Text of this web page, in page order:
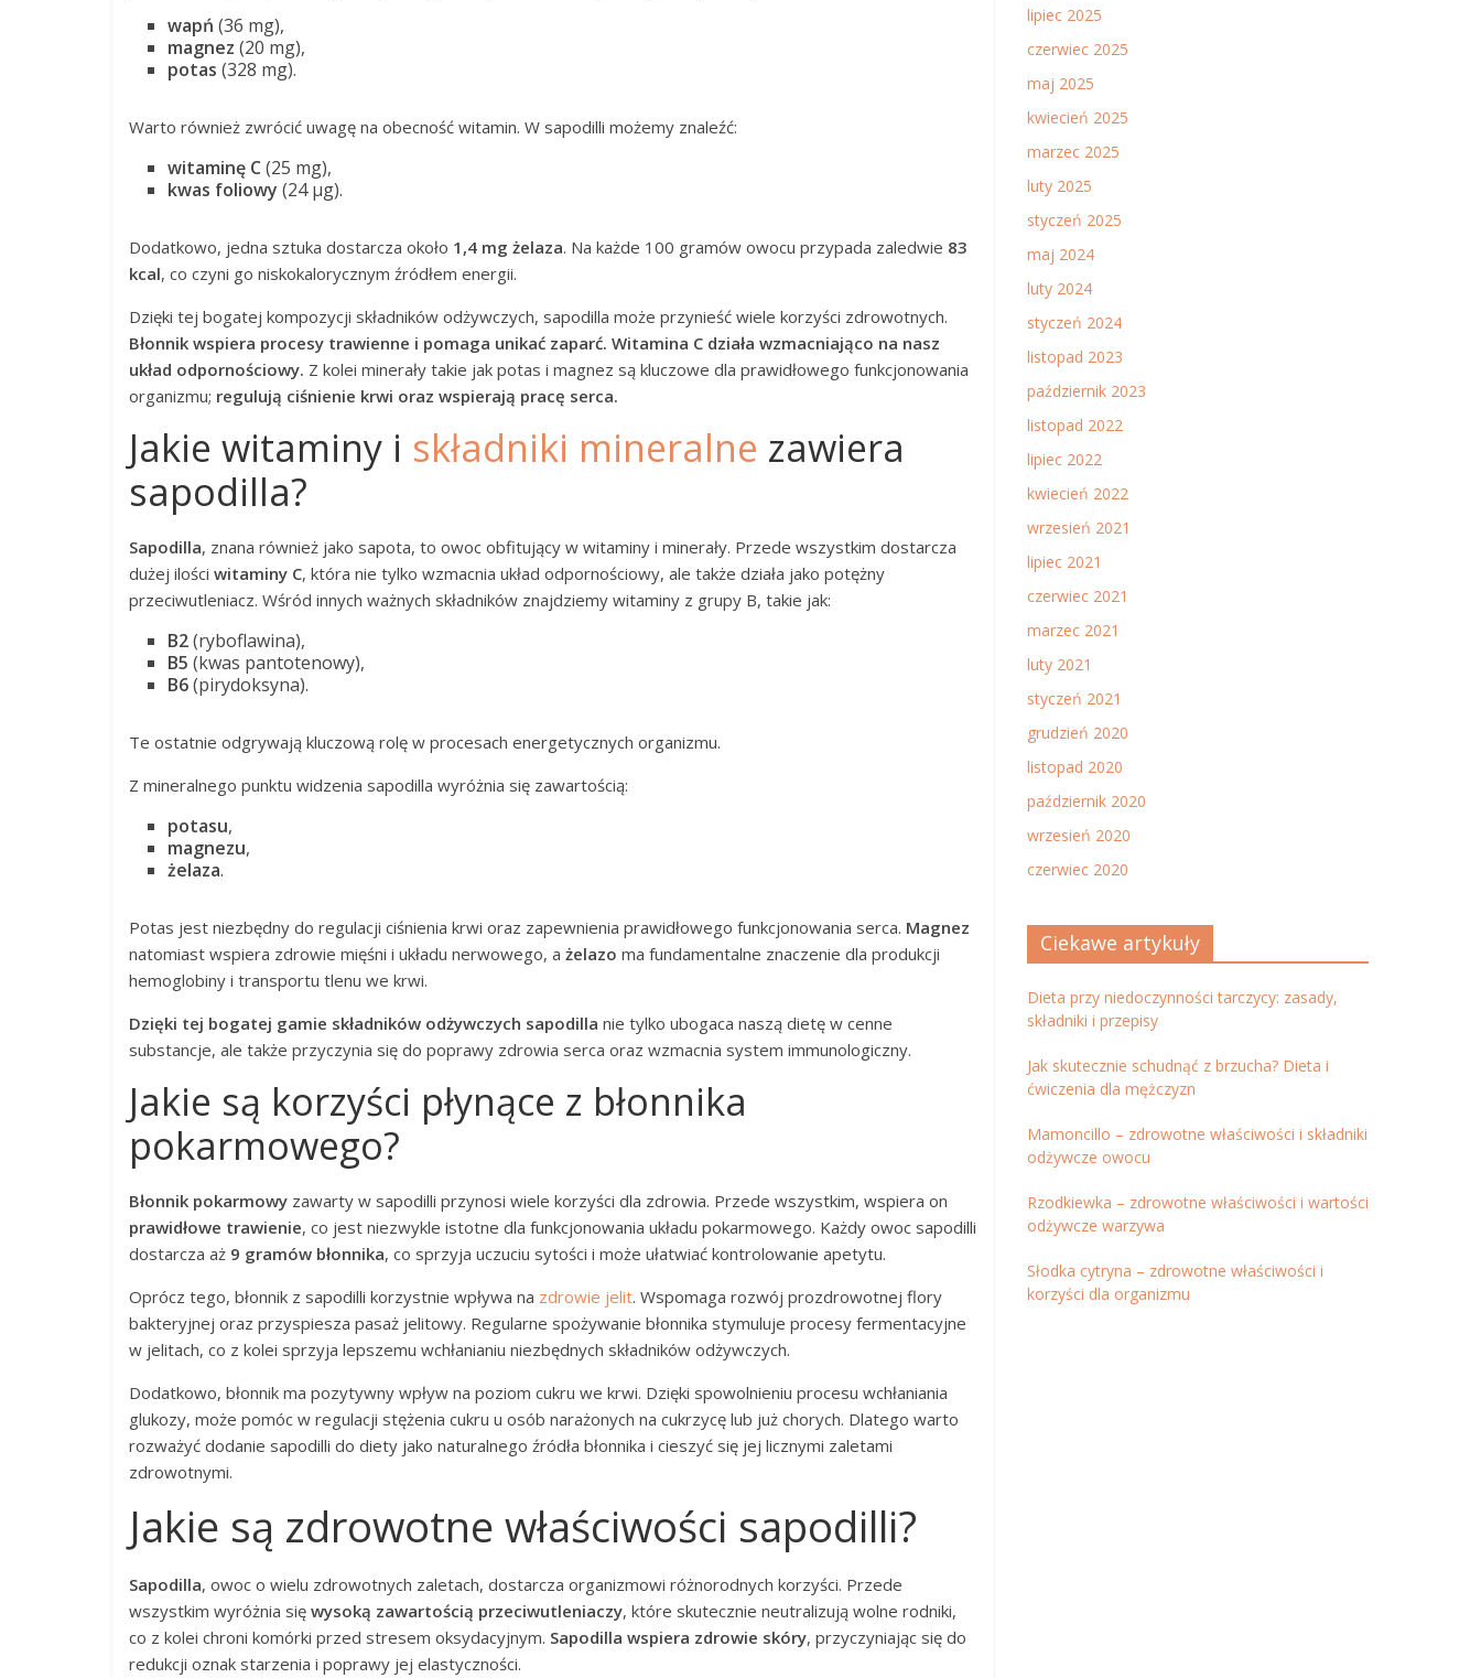
wapń (36 mg),
magnez (20 mg),
potas (328 mg).
Warto również zwrócić uwagę na obecność witamin. W sapodilli możemy znaleźć:
witaminę C(25 mg),
kwas foliowy (24 μg).
Dodatkowo, jedna sztuka dostarcza około 1,4 mg żelaza. Na każde 100 gramów owocu przypada zaledwie 83
kcal, co czyni go niskokalorycznym źródłem energii.
Dzięki tej bogatej kompozycji składników odżywczych, sapodilla może przynieść wiele korzyści zdrowotnych.
Błonnik wspiera procesy trawienne i pomaga unikać zaparć. Witamina C działa wzmacniająco na nasz
układ odpornościowy. Z kolei minerały takie jak potas i magnez są kluczowe dla prawidłowego funkcjonowania
organizmu; regulują ciśnienie krwi oraz wspierają pracę serca.
Jakie witaminy i składniki mineralne zawiera
sapodilla?
Sapodilla, znana również jako sapota, to owoc obfitujący w witaminy i minerały. Przede wszystkim dostarcza
dużej ilości witaminy C, która nie tylko wzmacnia układ odpornościowy, ale także działa jako potężny
przeciwutleniacz. Wśród innych ważnych składników znajdziemy witaminy z grupy B, takie jak:
B2(ryboflawina),
B5 (kwas pantotenowy),
B6(pirydoksyna).
Te ostatnie odgrywają kluczową rolę w procesach energetycznych organizmu.
Z mineralnego punktu widzenia sapodilla wyróżnia się zawartością:
potasu,
magnezu,
żelaza.
Potas jest niezbędny do regulacji ciśnienia krwi oraz zapewnienia prawidłowego funkcjonowania serca. Magnez
natomiast wspiera zdrowie mięśni i układu nerwowego, a żelazo ma fundamentalne znaczenie dla produkcji
hemoglobiny i transportu tlenu we krwi.
Dzięki tej bogatej gamie składników odżywczych sapodilla nie tylko ubogaca naszą dietę w cenne
substancje, ale także przyczynia się do poprawy zdrowia serca oraz wzmacnia system immunologiczny.
Jakie są korzyści płynące z błonnika
pokarmowego?
Błonnik pokarmowy zawarty w sapodilli przynosi wiele korzyści dla zdrowia. Przede wszystkim, wspiera on
prawidłowe trawienie, co jest niezwykle istotne dla funkcjonowania układu pokarmowego. Każdy owoc sapodilli
dostarcza aż 9 gramów błonnika, co sprzyja uczuciu sytości i może ułatwiać kontrolowanie apetytu.
Oprócz tego, błonnik z sapodilli korzystnie wpływa na zdrowie jelit. Wspomaga rozwój prozdrowotnej flory
bakteryjnej oraz przyspiesza pasaż jelitowy. Regularne spożywanie błonnika stymuluje procesy fermentacyjne
w jelitach, co z kolei sprzyja lepszemu wchłanianiu niezbędnych składników odżywczych.
Dodatkowo, błonnik ma pozytywny wpływ na poziom cukru we krwi. Dzięki spowolnieniu procesu wchłaniania
glukozy, może pomóc w regulacji stężenia cukru u osób narażonych na cukrzycę lub już chorych. Dlatego warto
rozważyć dodanie sapodilli do diety jako naturalnego źródła błonnika i cieszyć się jej licznymi zaletami
zdrowotnymi.
Jakie są zdrowotne właściwości sapodilli?
Sapodilla, owoc o wielu zdrowotnych zaletach, dostarcza organizmowi różnorodnych korzyści. Przede
wszystkim wyróżnia się wysoką zawartością przeciwutleniaczy, które skutecznie neutralizują wolne rodniki,
co z kolei chroni komórki przed stresem oksydacyjnym. Sapodilla wspiera zdrowie skóry, przyczyniając się do
redukcji oznak starzenia i poprawy jej elastyczności.
lipiec 2025
czerwiec 2025
maj 2025
kwiecień 2025
marzec 2025
luty 2025
styczeń 2025
maj 2024
luty 2024
styczeń 2024
listopad 2023
październik 2023
listopad 2022
lipiec 2022
kwiecień 2022
wrzesień 2021
lipiec 2021
czerwiec 2021
marzec 2021
luty 2021
styczeń 2021
grudzień 2020
listopad 2020
październik 2020
wrzesień 2020
czerwiec 2020
Ciekawe artykuły
Dieta przy niedoczynności tarczycy: zasady,
składniki i przepisy
Jak skutecznie schudnąć z brzucha? Dieta i
ćwiczenia dla mężczyzn
Mamoncillo – zdrowotne właściwości i składniki
odżywcze owocu
Rzodkiewka – zdrowotne właściwości i wartości
odżywcze warzywa
Słodka cytryna – zdrowotne właściwości i
korzyści dla organizmu